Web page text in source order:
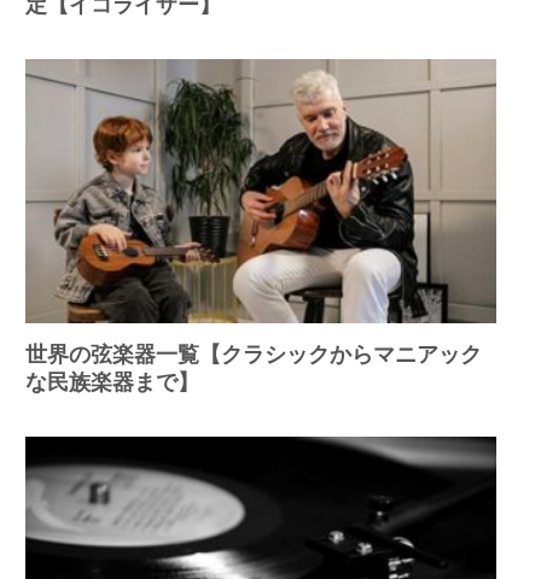
世界の弦楽器一覧【クラシックからマニアック
な民族楽器まで】